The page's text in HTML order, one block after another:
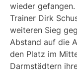
wieder
Trainer Dirk
weiteren Sieg
Abstand auf die
den Platz im
Darmstädtern